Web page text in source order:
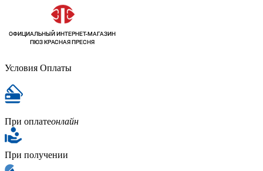
Условия Оплаты
При оплатеонлайн
При получении